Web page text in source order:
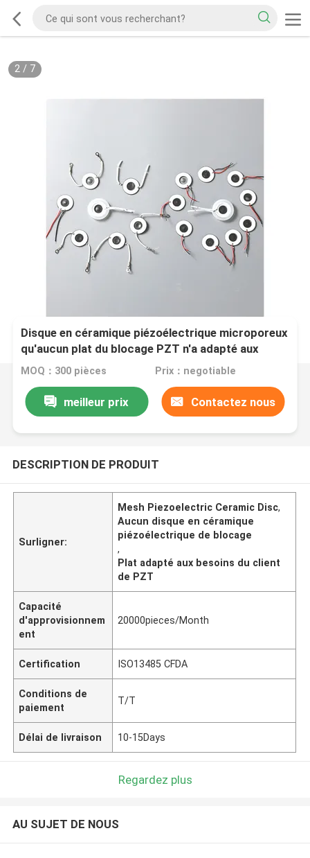
2/ 7
Disque en céramique piézoélectrique microporeux
qu'aucun plat du blocage PZT n'a adapté aux
besoins du client
MOQ：300 pièces Prix：negotiable
meilleur prix Contactez nous
DESCRIPTION DE PRODUIT
Surligner:
Mesh Piezoelectric Ceramic Disc,
Aucun disque en céramique
piézoélectrique de blocage
,
Plat adapté aux besoins du client
de PZT
Capacité
d'approvisionnem
ent
20000pieces/Month
Certification ISO13485 CFDA
Conditions de
paiement
T/T
Délai de livraison 10-15Days
Regardez plus
AU SUJET DE NOUS